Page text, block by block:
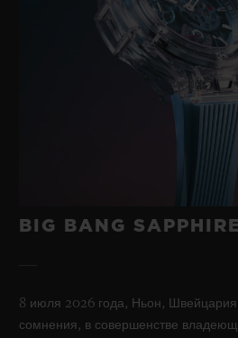
BIG BANG
RELOADED BLUE
CERAMIC 44 MM
BIG BANG
8 июля 2026 года, Ньон,
сомнения, в совершенстве